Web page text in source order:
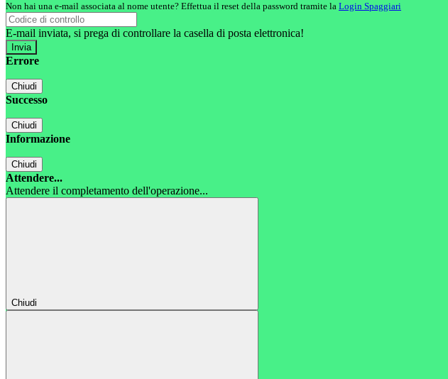
Non hai una e-mail associata al nome utente? Effettua il reset della password tramite la Login Spaggiari
E-mail inviata, si prega di controllare la casella di posta elettronica!
Errore
Chiudi
Successo
Chiudi
Informazione
Chiudi
Attendere...
Attendere il completamento dell'operazione...
Chiudi